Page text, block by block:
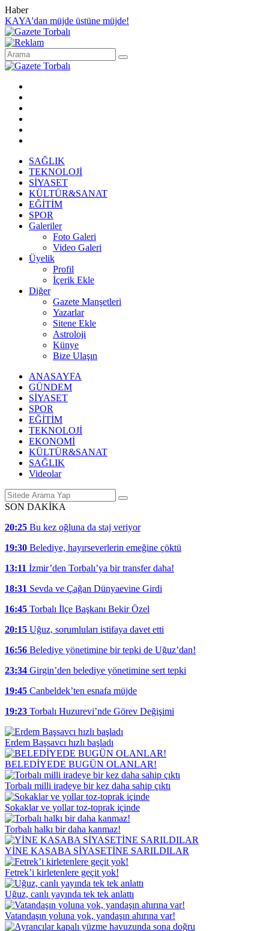
Haber
KAYA'dan müjde üstüne müjde!
SAĞLIK
TEKNOLOJİ
SİYASET
KÜLTÜR&SANAT
EĞİTİM
SPOR
Galeriler
Foto Galeri
Video Galeri
Üyelik
Profil
İçerik Ekle
Diğer
Gazete Manşetleri
Yazarlar
Sitene Ekle
Astroloji
Künye
Bize Ulaşın
ANASAYFA
GÜNDEM
SİYASET
SPOR
EĞİTİM
TEKNOLOJİ
EKONOMİ
KÜLTÜR&SANAT
SAĞLIK
Videolar
SON DAKİKA
20:25 Bu kez oğluna da staj veriyor
19:30 Belediye, hayırseverlerin emeğine çöktü
13:11 İzmir’den Torbalı’ya bir transfer daha!
18:31 Sevda ve Çağan Dünyaevine Girdi
16:45 Torbalı İlçe Başkanı Bekir Özel
20:15 Uğuz, sorumluları istifaya davet etti
16:56 Belediye yönetimine bir tepki de Uğuz’dan!
23:34 Girgin’den belediye yönetimine sert tepki
19:45 Canbeldek’ten esnafa müjde
19:23 Torbalı Huzurevi’nde Görev Değişimi
Erdem Başsavcı hızlı başladı
BELEDİYEDE BUGÜN OLANLAR!
Torbalı milli iradeye bir kez daha sahip çıktı
Sokaklar ve yollar toz-toprak içinde
Torbalı halkı bir daha kanmaz!
YİNE KASABA SİYASETİNE SARILDILAR
Fetrek’i kirletenlere geçit yok!
Uğuz, canlı yayında tek tek anlattı
Vatandaşın yoluna yok, yandaşın ahırına var!